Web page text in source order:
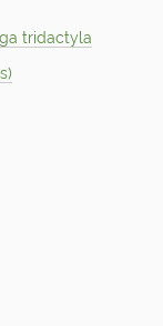
tridactyla